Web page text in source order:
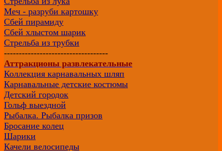
Меч - разруби картошку
Сбей пирамиду
Сбей хлыстом шарик
Стрельба из трубки
-----------------------------------
Аттракционы развлекательные
Коллекция карнавальных шляп
Карнавальные детские костюмы
Детский городок
Гольф выездной
Рыбалка. Рыбалка призов
Бросание колец
Шарики
Качели велосипеды